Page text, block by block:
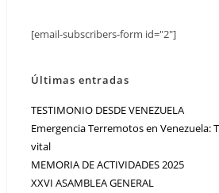
[email-subscribers-form id="2"]
Últimas entradas
TESTIMONIO DESDE VENEZUELA
Emergencia Terremotos en Venezuela:
vital
MEMORIA DE ACTIVIDADES 2025
XXVI ASAMBLEA GENERAL